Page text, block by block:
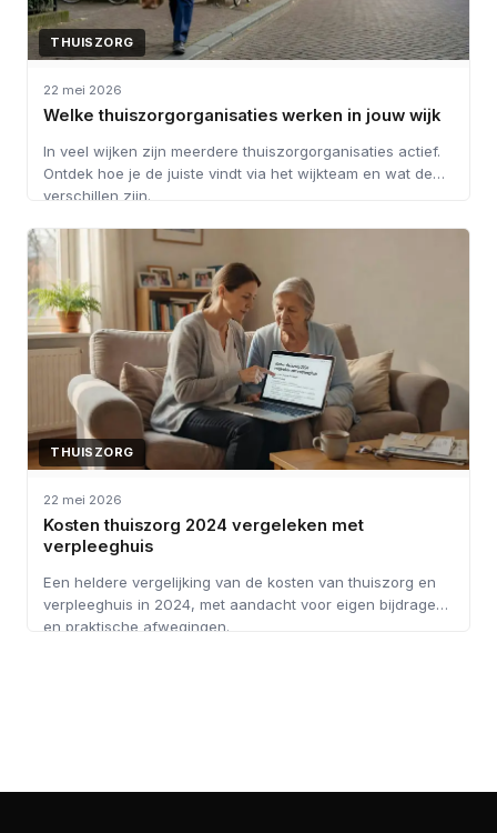
THUISZORG
22 mei 2026
Welke thuiszorgorganisaties werken in jouw wijk
In veel wijken zijn meerdere thuiszorgorganisaties actief.
Ontdek hoe je de juiste vindt via het wijkteam en wat de
verschillen zijn.
THUISZORG
22 mei 2026
Kosten thuiszorg 2024 vergeleken met
verpleeghuis
Een heldere vergelijking van de kosten van thuiszorg en
verpleeghuis in 2024, met aandacht voor eigen bijdragen
en praktische afwegingen.